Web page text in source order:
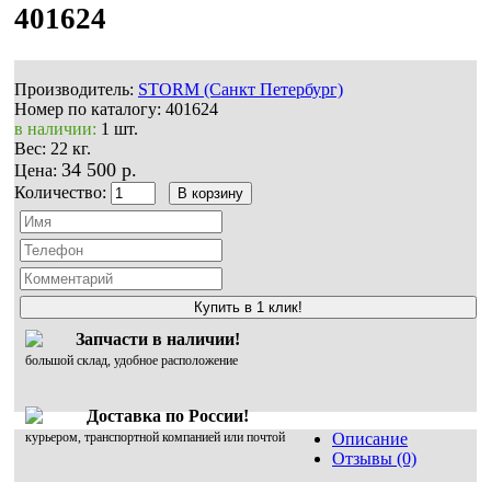
401624
Производитель: STORM (Санкт Петербург)
Номер по каталогу: 401624
в наличии: 1 шт.
Вес: 22 кг.
Цена: 34 500 р.
Количество:
Купить в 1 клик!
Запчасти в наличии!
большой склад, удобное расположение
Доставка по России!
курьером, транспортной компанией или почтой
Описание
Отзывы (0)